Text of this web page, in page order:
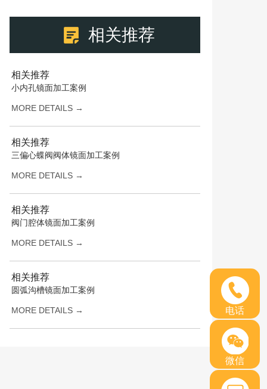
相关推荐
相关推荐
小内孔镜面加工案例
MORE DETAILS →
相关推荐
三偏心蝶阀阀体镜面加工案例
MORE DETAILS →
相关推荐
阀门腔体镜面加工案例
MORE DETAILS →
相关推荐
圆弧沟槽镜面加工案例
MORE DETAILS → 电话
微信